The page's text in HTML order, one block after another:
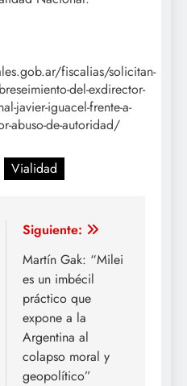
fiscalias/solicitan-
del-exdirector-
javier-iguacel-frente-a-
abuso-de-autoridad/
Vialidad
Siguiente:
Martín Gak: “Milei
es un imbécil
práctico que
expone a la
Argentina al
colapso moral y
geopolítico”